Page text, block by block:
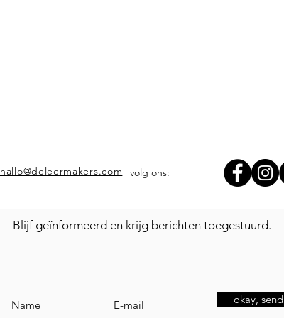
hallo@deleermakers.com volg ons:
Blijf geïnformeerd en krijg berichten toegestuurd.
okay, send